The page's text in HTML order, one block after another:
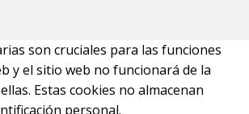
son cruciales para las funciones
y el sitio web no funcionará de la
Estas cookies no almacenan
personal.